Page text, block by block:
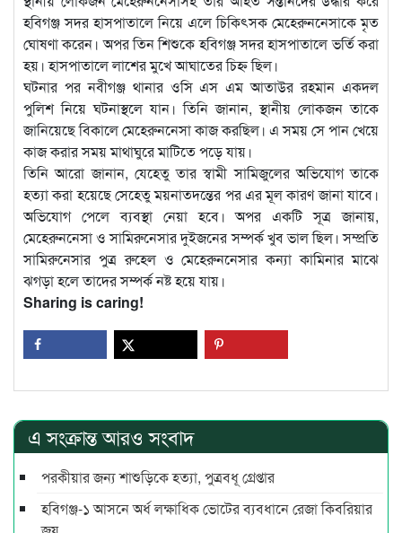
হবিগঞ্জ সদর হাসপাতালে নিয়ে এলে চিকিৎসক মেহেরুননেসাকে মৃত
ঘোষণা করেন। অপর তিন শিশুকে হবিগঞ্জ সদর হাসপাতালে ভর্তি করা
হয়। হাসপাতালে লাশের মুখে আঘাতের চিহ্ন ছিল।
ঘটনার পর নবীগঞ্জ থানার ওসি এস এম আতাউর রহমান একদল
পুলিশ নিয়ে ঘটনাস্থলে যান। তিনি জানান, স্থানীয় লোকজন তাকে
জানিয়েছে বিকালে মেহেরুননেসা কাজ করছিল। এ সময় সে পান খেয়ে
কাজ করার সময় মাথাঘুরে মাটিতে পড়ে যায়।
তিনি আরো জানান, যেহেতু তার স্বামী সামিজুলের অভিযোগ তাকে
হত্যা করা হয়েছে সেহেতু ময়নাতদন্তের পর এর মূল কারণ জানা যাবে।
অভিযোগ পেলে ব্যবস্থা নেয়া হবে। অপর একটি সূত্র জানায়,
মেহেরুননেসা ও সামিরুনেসার দুইজনের সম্পর্ক খুব ভাল ছিল। সম্প্রতি
সামিরুনেসার পুত্র রুহেল ও মেহেরুননেসার কন্যা কামিনার মাঝে
ঝগড়া হলে তাদের সম্পর্ক নষ্ট হয়ে যায়।
Sharing is caring!
এ সংক্রান্ত আরও সংবাদ
পরকীয়ার জন্য শাশুড়িকে হত্যা, পুত্রবধূ গ্রেপ্তার
হবিগঞ্জ-১ আসনে অর্ধ লক্ষাধিক ভোটের ব্যবধানে রেজা কিবরিয়ার